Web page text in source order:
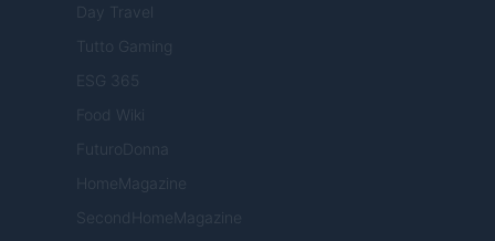
Day Travel
Tutto Gaming
ESG 365
Food Wiki
FuturoDonna
HomeMagazine
SecondHomeMagazine